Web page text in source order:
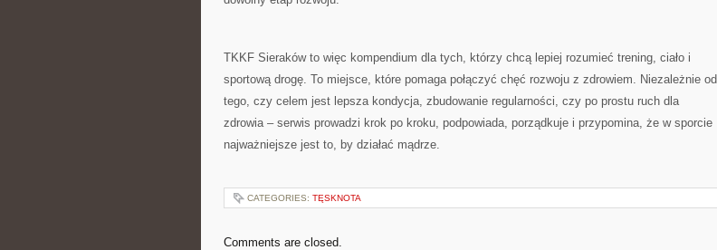
TKKF Sieraków to więc kompendium dla tych, którzy chcą lepiej rozumieć trening, ciało i
sportową drogę. To miejsce, które pomaga połączyć chęć rozwoju z zdrowiem. Niezależnie od
tego, czy celem jest lepsza kondycja, zbudowanie regularności, czy po prostu ruch dla
zdrowia – serwis prowadzi krok po kroku, podpowiada, porządkuje i przypomina, że w sporcie
najważniejsze jest to, by działać mądrze.
CATEGORIES: TĘSKNOTA
Comments are closed.